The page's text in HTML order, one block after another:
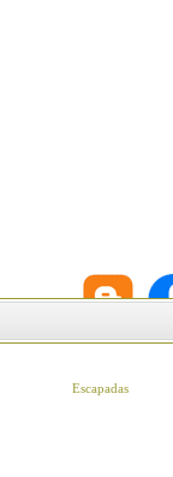
Escapadas